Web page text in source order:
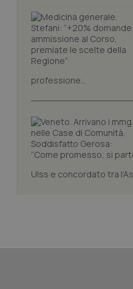
professione...
Ulss e concordato tra